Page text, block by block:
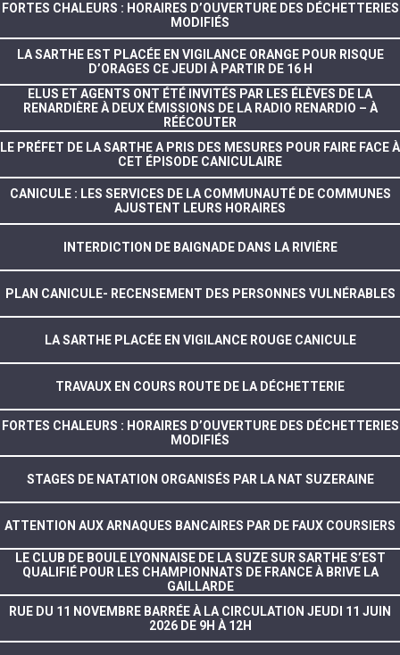
FORTES CHALEURS : HORAIRES D’OUVERTURE DES DÉCHETTERIES
MODIFIÉS
LA SARTHE EST PLACÉE EN VIGILANCE ORANGE POUR RISQUE
D’ORAGES CE JEUDI À PARTIR DE 16 H
ELUS ET AGENTS ONT ÉTÉ INVITÉS PAR LES ÉLÈVES DE LA
RENARDIÈRE À DEUX ÉMISSIONS DE LA RADIO RENARDIO – À
RÉÉCOUTER
LE PRÉFET DE LA SARTHE A PRIS DES MESURES POUR FAIRE FACE À
CET ÉPISODE CANICULAIRE
CANICULE : LES SERVICES DE LA COMMUNAUTÉ DE COMMUNES
AJUSTENT LEURS HORAIRES
INTERDICTION DE BAIGNADE DANS LA RIVIÈRE
PLAN CANICULE- RECENSEMENT DES PERSONNES VULNÉRABLES
LA SARTHE PLACÉE EN VIGILANCE ROUGE CANICULE
TRAVAUX EN COURS ROUTE DE LA DÉCHETTERIE
FORTES CHALEURS : HORAIRES D’OUVERTURE DES DÉCHETTERIES
MODIFIÉS
STAGES DE NATATION ORGANISÉS PAR LA NAT SUZERAINE
ATTENTION AUX ARNAQUES BANCAIRES PAR DE FAUX COURSIERS
LE CLUB DE BOULE LYONNAISE DE LA SUZE SUR SARTHE S’EST
QUALIFIÉ POUR LES CHAMPIONNATS DE FRANCE À BRIVE LA
GAILLARDE
RUE DU 11 NOVEMBRE BARRÉE À LA CIRCULATION JEUDI 11 JUIN
2026 DE 9H À 12H